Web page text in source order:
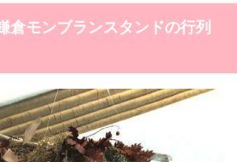
倉モンブランスタンドの行列